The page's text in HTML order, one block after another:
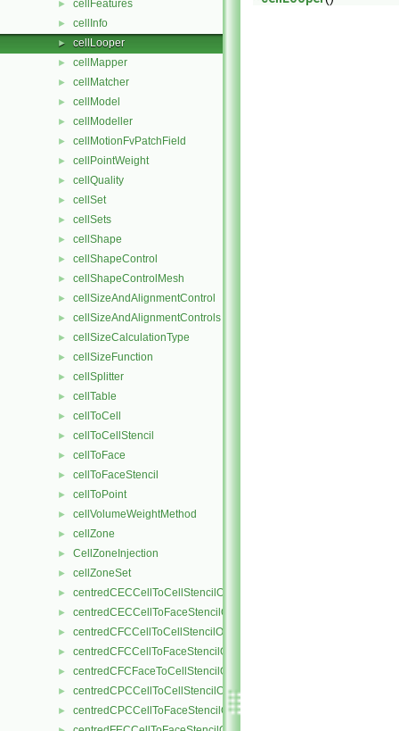
► cellFeatures
► cellInfo
► cellLooper
► cellMapper
► cellMatcher
► cellModel
► cellModeller
► cellMotionFvPatchField
► cellPointWeight
► cellQuality
► cellSet
► cellSets
► cellShape
► cellShapeControl
► cellShapeControlMesh
► cellSizeAndAlignmentControl
► cellSizeAndAlignmentControls
► cellSizeCalculationType
► cellSizeFunction
► cellSplitter
► cellTable
► cellToCell
► cellToCellStencil
► cellToFace
► cellToFaceStencil
► cellToPoint
► cellVolumeWeightMethod
► cellZone
► CellZoneInjection
► cellZoneSet
► centredCECCellToCellStencilObject
► centredCECCellToFaceStencilObject
► centredCFCCellToCellStencilObject
► centredCFCCellToFaceStencilObject
► centredCFCFaceToCellStencilObject
► centredCPCCellToCellStencilObject
► centredCPCCellToFaceStencilObject